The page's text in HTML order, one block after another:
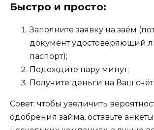
Быстро и просто:
Заполните заявку на заём
документ удостоверяющий
паспорт);
Подождите пару минут;
Получите деньги на Ваш счёт.
Совет: чтобы увеличить
одобрения займа, оставьте